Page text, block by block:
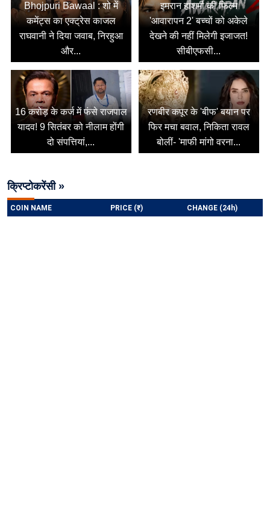
Bhojpuri Bawaal : शो में
कमेंट्स का एक्ट्रेस काजल
राघवानी ने दिया जवाब, निरहुआ
और...
इमरान हाशमी की फिल्म
'आवारापन 2' बच्चों को अकेले
देखने की नहीं मिलेगी इजाजत!
सीबीएफसी...
16 करोड़ के कर्ज में फंसे राजपाल
यादव! 9 सितंबर को नीलाम होंगी
दो संपत्तियां,...
रणबीर कपूर के 'बीफ' बयान पर
फिर मचा बवाल, निकिता रावल
बोलीं- 'माफी मांगो वरना...
क्रिप्टोकरेंसी »